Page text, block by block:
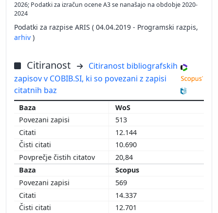
2026; Podatki za izračun ocene A3 se nanašajo na obdobje 2020-
2024
Podatki za razpise ARIS ( 04.04.2019 - Programski razpis,
arhiv )
Citiranost
Citiranost bibliografskih
zapisov v COBIB.SI, ki so povezani z zapisi
citatnih baz
WoS
513
12.144
10.690
20,84
Scopus
569
14.337
12.701